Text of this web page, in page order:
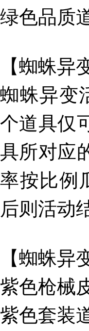
绿色品质
【蜘蛛异
蜘蛛异变
个道具仅
具所对应
率按比例
后则活动
【蜘蛛异
紫色枪械
紫色套装